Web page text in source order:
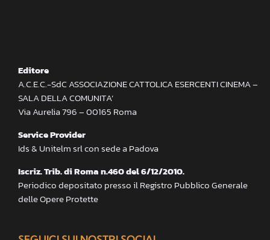
Editore
A.C.E.C.-SdC ASSOCIAZIONE CATTOLICA ESERCENTI CINEMA –
SALA DELLA COMUNITA’
Via Aurelia 796 – 00165 Roma
Service Provider
Ids & Unitelm srl con sede a Padova
Iscriz. Trib. di Roma n.460 del 6/12/2010.
Periodico depositato presso il Registro Pubblico Generale
delle Opere Protette